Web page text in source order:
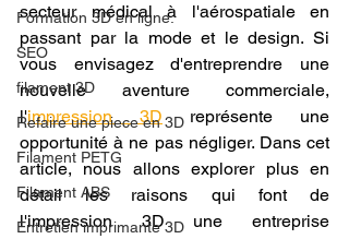
Formation 3D en ligne.
SEO
filament 3D
Refaire une piece en 3D
Filament PETG
Filament ABS
Entretien imprimante 3D
secteur médical à l'aérospatiale en
passant par la mode et le design. Si
vous envisagez d'entreprendre une
nouvelle aventure commerciale,
l'impression 3D représente une
opportunité à ne pas négliger. Dans cet
article, nous allons explorer plus en
détail les raisons qui font de
l'impression 3D une entreprise